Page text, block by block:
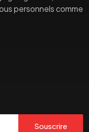
personnels comme
Souscrire